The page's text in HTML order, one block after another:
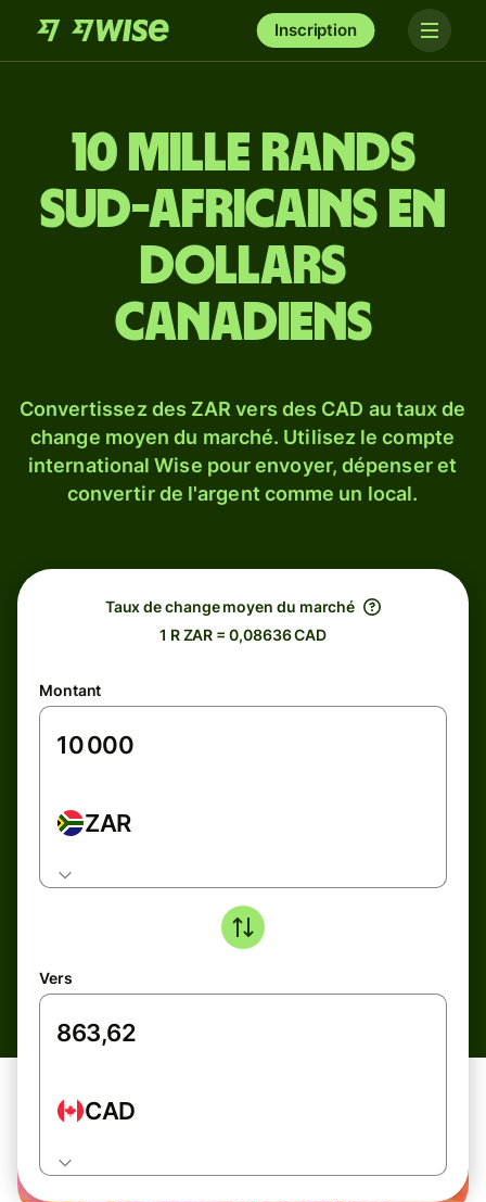
Inscription
10 mille rands
sud-africains en
dollars
canadiens
Convertissez des ZAR vers des CAD au taux de
change moyen du marché. Utilisez le compte
international Wise pour envoyer, dépenser et
convertir de l'argent comme un local.
Taux de change moyen du marché
1 R ZAR = 0,08636 CAD
Montant
ZAR
Vers
CAD